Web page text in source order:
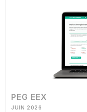
PEG EEX
JUIN 2026